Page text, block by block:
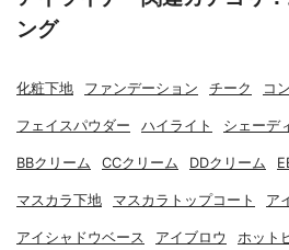
ング
化粧下地 ファンデーション チーク コ
フェイスパウダー ハイライト シェーデ
BBクリーム CCクリーム DDクリーム
マスカラ下地 マスカラトップコート ア
アイシャドウベース アイブロウ ホット